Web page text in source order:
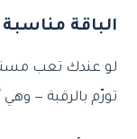
الباقة
لو عندك تعب
تورّم بالرقبة —